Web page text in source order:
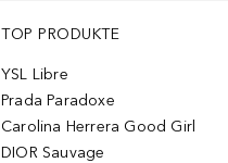
TOP PRODUKTE
YSL Libre
Prada Paradoxe
Carolina Herrera Good Girl
DIOR Sauvage